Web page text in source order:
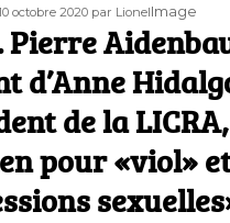
octobre 2020 Auteur
par LionelFormat
Image
Pierre
d’Anne
de la
pour «viol»